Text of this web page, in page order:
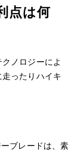
点は何
ノロジーによ
ったりハイキ
ブレードは、素